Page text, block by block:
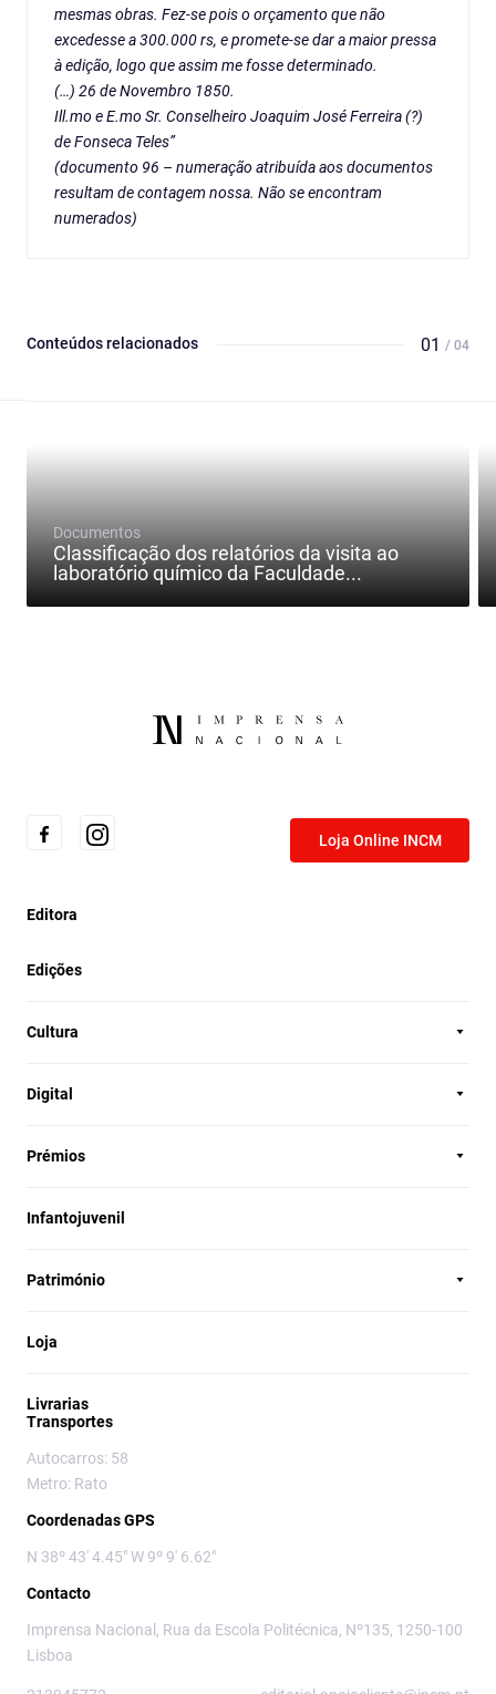
mesmas obras. Fez-se pois o orçamento que não
excedesse a 300.000 rs, e promete-se dar a maior pressa
à edição, logo que assim me fosse determinado.
(…) 26 de Novembro 1850.
Ill.mo e E.mo Sr. Conselheiro Joaquim José Ferreira (?)
de Fonseca Teles”
(documento 96 – numeração atribuída aos documentos
resultam de contagem nossa. Não se encontram
numerados)
Conteúdos relacionados 01 / 04
Documentos
Classificação dos relatórios da visita ao
laboratório químico da Faculdade...
Loja Online INCM
Editora
Edições
Cultura
Digital
Prémios
Infantojuvenil
Património
Loja
Livrarias
Transportes
Autocarros: 58
Metro: Rato
Coordenadas GPS
N 38º 43' 4.45" W 9º 9' 6.62"
Contacto
Imprensa Nacional, Rua da Escola Politécnica, Nº135, 1250-100
Lisboa